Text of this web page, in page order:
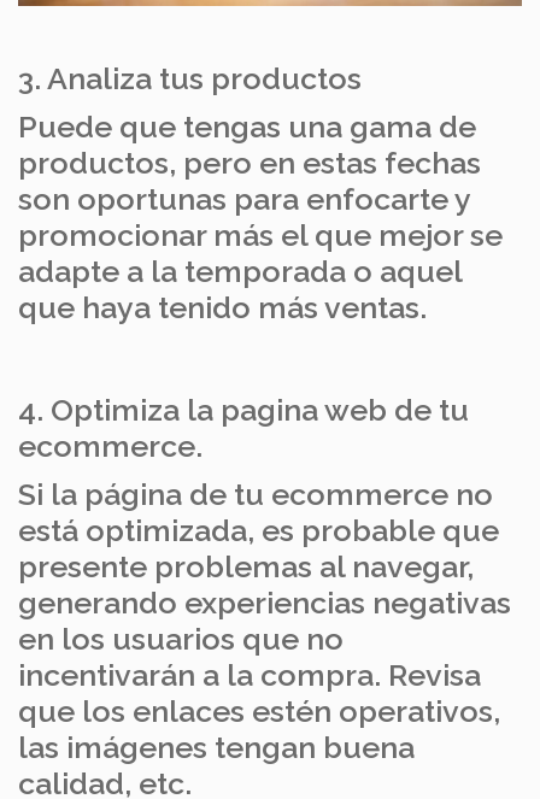
3. Analiza tus productos
Puede que tengas una gama de
productos, pero en estas fechas
son oportunas para enfocarte y
promocionar más el que mejor se
adapte a la temporada o aquel
que haya tenido más ventas.
4. Optimiza la pagina web de tu
ecommerce.
Si la página de tu ecommerce no
está optimizada, es probable que
presente problemas al navegar,
generando experiencias negativas
en los usuarios que no
incentivarán a la compra. Revisa
que los enlaces estén operativos,
las imágenes tengan buena
calidad, etc.